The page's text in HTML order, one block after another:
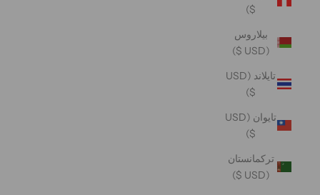
$)
بيلاروس
(USD $)
تايلاند (USD
$)
تايوان (USD
$)
تركمانستان
(USD $)